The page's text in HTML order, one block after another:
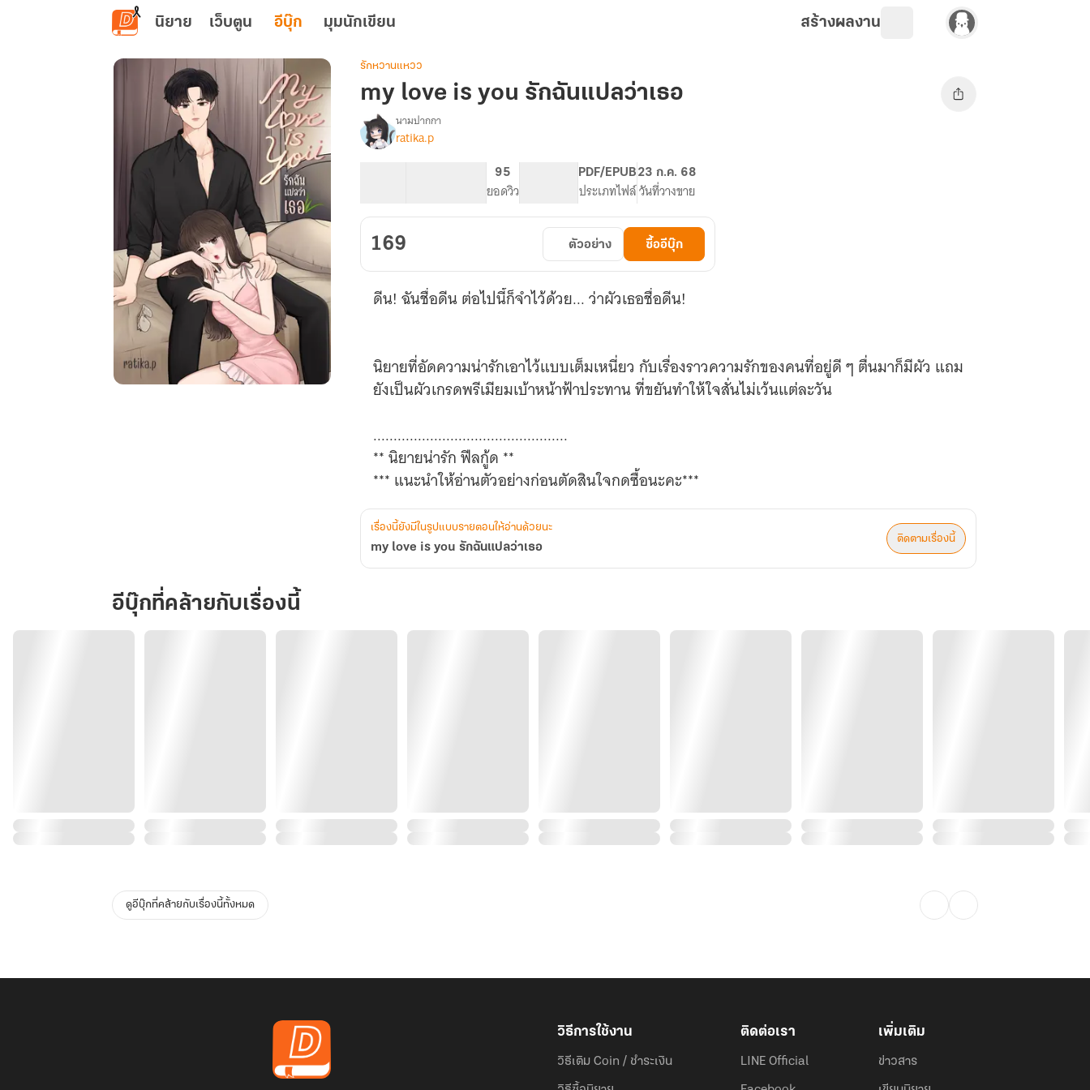
ข้ามไปยังเนื้อหาหลัก
นิยาย เว็บตูน อีบุ๊ก มุมนักเขียน สร้างผลงาน
รักหวานแหวว
my love is you รักฉันแปลว่าเธอ
เรื่องmy
love
ฉัน
แปล
เธอ
นามปากกา
ratika.p
95
ยอดวิว
PDF/EPUB
ประเภทไฟล์
23 ก.ค. 68
วันที่วางขาย
169 ตัวอย่าง ซื้ออีบุ๊ก
ดีน! ฉันชื่อดีน ต่อไปนี้ก็จำไว้ด้วย... ว่าผัวเธอชื่อดีน!
นิยายที่อัดความน่ารักเอาไว้แบบเต็มเหนี่ยว กับเรื่องราวความรักของคนที่อยู่ดี ๆ ตื่นมาก็มีผัว แถม
ยังเป็นผัวเกรดพรีเมียมเบ้าหน้าฟ้าประทาน ที่ขยันทำให้ใจสั่นไม่เว้นแต่ละวัน
................................................
** นิยายน่ารัก ฟีลกู้ด **
*** แนะนำให้อ่านตัวอย่างก่อนตัดสินใจกดซื้อนะคะ***
เรื่องนี้ยังมีในรูปแบบรายตอนให้อ่านด้วยนะ
my love is you รักฉันแปลว่าเธอ
ติดตามเรื่องนี้
อีบุ๊กที่คล้ายกับเรื่องนี้
ดูอีบุ๊กที่คล้ายกับเรื่องนี้ทั้งหมด
วิธีการใช้งาน
วิธีเติม Coin / ชำระเงิน
ติดต่อเรา
LINE Official
เพิ่มเติม
ข่าวสาร